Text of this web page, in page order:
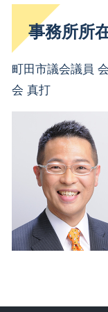
事務所所
町田市議会議員
会 真打